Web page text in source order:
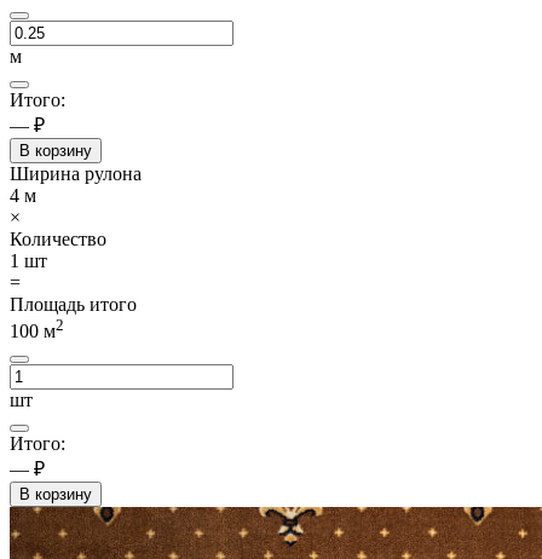
м
Итого:
— ₽
В корзину
Ширина рулона
4 м
×
Количество
1 шт
=
Площадь итого
100 м2
шт
Итого:
— ₽
В корзину